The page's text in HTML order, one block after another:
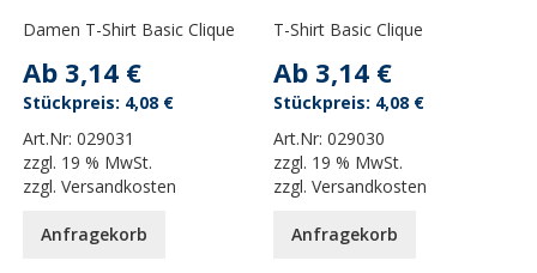
Damen T-Shirt Basic Clique
Ab 3,14 €
Art.Nr:029031
zzgl. 19 % MwSt.
zzgl.Versandkosten
4,08 €
Anfragekorb
T-Shirt Basic Clique
Ab 3,14 €
Art.Nr:029030
zzgl. 19 % MwSt.
zzgl.Versandkosten
4,08 €
Anfragekorb